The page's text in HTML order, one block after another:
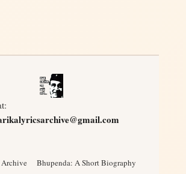
Bhupenda: A Short Biography